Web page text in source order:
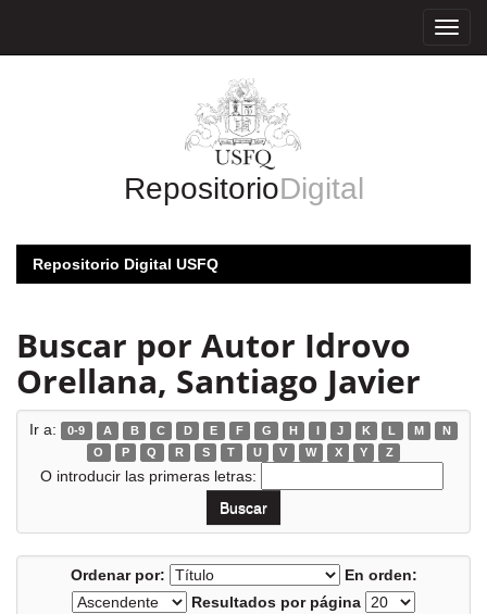
RepositorioDigital
Repositorio Digital USFQ
Buscar por Autor Idrovo
Orellana, Santiago Javier
Ir a: 0-9 A B C D E F G H I J K L M
N
O
P Q R S T U V W X Y Z
O introducir las primeras letras:
Ordenar por:
En orden:
Resultados por página